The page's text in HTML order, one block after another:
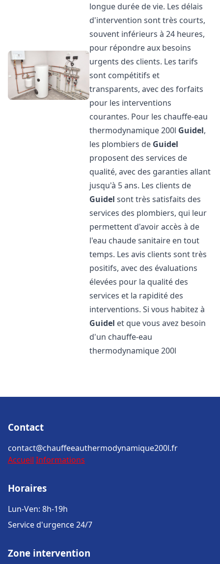
longue durée de vie. Les délais
d'intervention sont très courts,
souvent inférieurs à 24 heures,
pour répondre aux besoins
urgents des clients. Les tarifs
sont compétitifs et
transparents, avec des forfaits
pour les interventions
courantes. Pour les chauffe-eau
thermodynamique 200l Guidel,
les plombiers de Guidel
proposent des services de
qualité, avec des garanties allant
jusqu'à 5 ans. Les clients de
Guidel sont très satisfaits des
services des plombiers, qui leur
permettent d'avoir accès à de
l'eau chaude sanitaire en tout
temps. Les avis clients sont très
positifs, avec des évaluations
élevées pour la qualité des
services et la rapidité des
interventions. Si vous habitez à
Guidel et que vous avez besoin
d'un chauffe-eau
thermodynamique 200l
Contact
contact@chauffeeauthermodynamique200l.fr
Accueil Informations
Horaires
Lun-Ven: 8h-19h
Service d'urgence 24/7
Zone intervention